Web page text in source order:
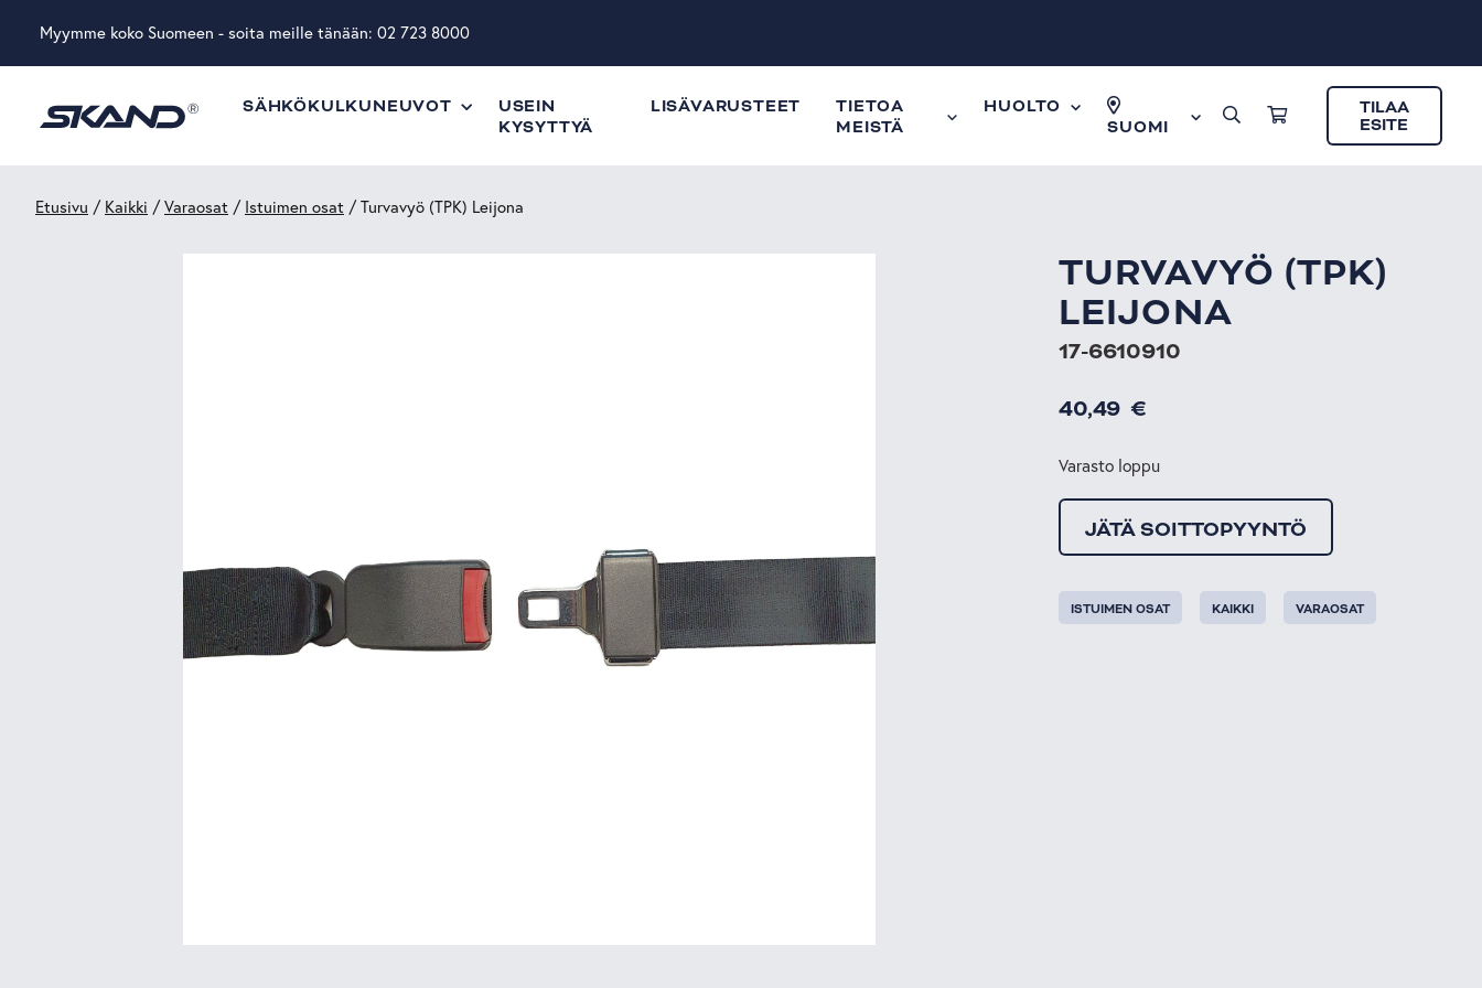
Myymme koko Suomeen - soita meille tänään: 02 723 8000
SÄHKÖKULKUNEUVOT
USEIN
KYSYTTYÄ
LISÄVARUSTEET
TIETOA
MEISTÄ
HUOLTO
SUOMI
TILAA
ESITE
Etusivu / Kaikki /Varaosat / Istuimen osat / Turvavyö (TPK) Leijona
TURVAVYÖ (TPK)
LEIJONA
17-6610910
40,49 €
Varasto loppu
JÄTÄ SOITTOPYYNTÖ
ISTUIMEN OSAT KAIKKI VARAOSAT